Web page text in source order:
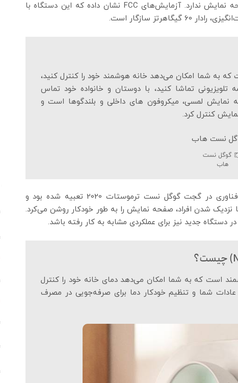
است که نشان می‌دهد برخلاف گوگل نست هاب*، صفحه نمایش ندارد. آزمایش‌های FCC نشان داده که این دستگاه با
شما امکان می‌دهد خانه هوشمند خود را کنترل کنید،
تماشا کنید، با دوستان و خانواده خود تماس
نمایش لمسی، میکروفون های داخلی و بلندگوها است و
کنترل کرد.
گوگل نست
هاب
فناوری رادار در محصولات گوگل بی‌سابقه نیست. این فناوری در گجت گوگل نست ترموستات 2020 تعبیه شده بود و
نزدیک شدن افراد، صفحه نمایش را به طور خودکار روشن می‌کرد.
دستگاه جدید نیز برای عملکردی مشابه به کار رفته باشد.
است که به شما امکان می‌دهد دمای خانه خود را کنترل
شما و تنظیم خودکار دما برای صرفه‌جویی در مصرف